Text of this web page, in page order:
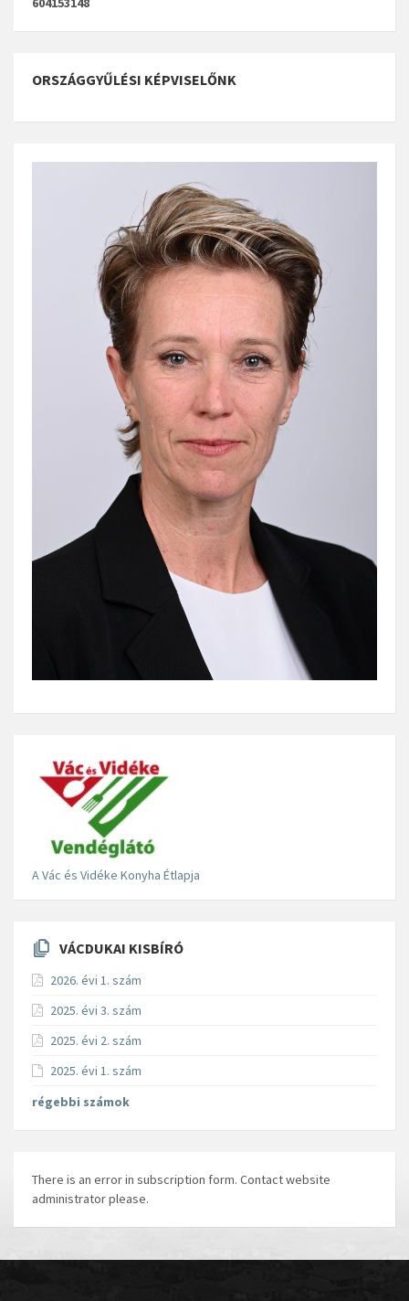
ORSZÁGGYŰLÉSI KÉPVISELŐNK
A Vác és Vidéke Konyha Étlapja
VÁCDUKAI KISBÍRÓ
2026. évi 1. szám
2025. évi 3. szám
2025. évi 2. szám
2025. évi 1. szám
régebbi számok
There is an error in subscription form. Contact website
administrator please.